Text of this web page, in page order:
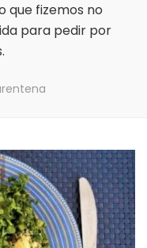
que fizemos no
para pedir por